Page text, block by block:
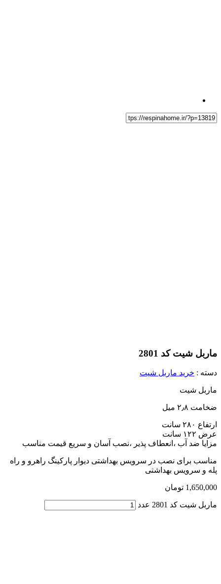
ماربل شیت کد 2801
دسته : خرید ماربل شیت
ماربل شیت
ضخامت ۲٫۸ میل
ارتفاع ۲۸۰ سانت
عرض ۱۲۲ سانت
مزایا ضد آب ،انعطاف پذیر ،نصب آسان و سریع قیمت مناسب
مناسب برای نصب در سرویس بهداشتی دیوار پارکینگ راهرو و راه
پله و سرویس بهداشتی
1,650,000 تومان
ماربل شیت کد 2801 عدد